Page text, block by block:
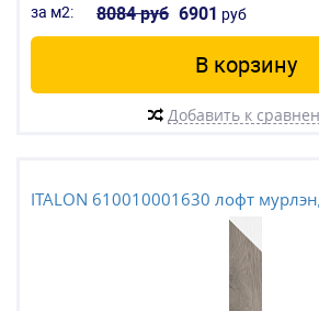
за м2: 8084 руб 6901 руб
В корзину
Добавить к
ITALON 610010001630 лофт